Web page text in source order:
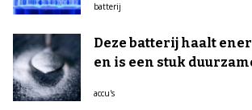
batterij
Deze batterij haalt
en is een stuk
accu's